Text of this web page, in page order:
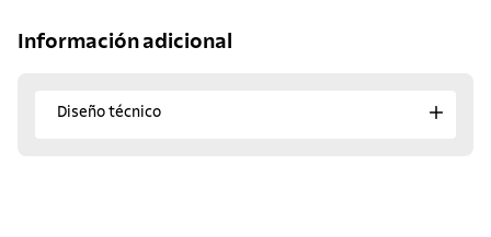
Información adicional
Diseño técnico